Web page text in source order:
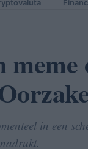
meme
in een